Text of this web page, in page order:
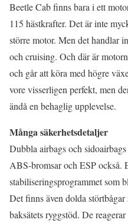
Beetle Cab finns bara i ett
115 hästkrafter. Det är inte
större motor. Men det handlar
och cruising. Och där är
och går att köra med högre
vore visserligen perfekt, men
ändå en behaglig upplevelse.
Många säkerhetsdetaljer
Dubbla airbags och
ABS-bromsar och ESP också.
stabiliseringsprogrammet som
Det finns även dolda
baksätets ryggstöd. De